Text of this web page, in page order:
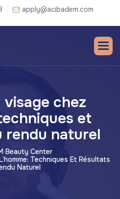
apply@acibadem.com
chez
et
rendu naturel
Beauty Center
Techniques Et Résultats
Naturel